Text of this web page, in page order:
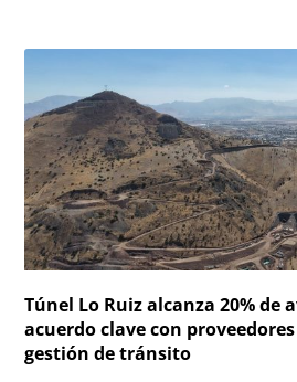
Túnel Lo Ruiz alcanza 20% de
acuerdo clave con
gestión de tránsito